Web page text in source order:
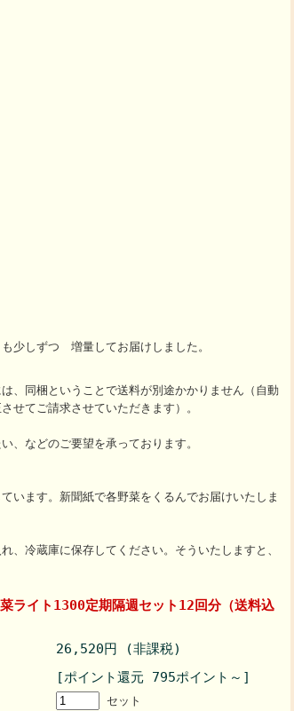
少しずつ 増量してお届けしました。
、同梱ということで送料が別途かかりません（自動
せてご請求させていただきます）。
、などのご要望を承っております。
います。新聞紙で各野菜をくるんでお届けいたしま
冷蔵庫に保存してください。そういたしますと、
ライト1300定期隔週セット12回分（送料込
26,520円 (非課税)
[ポイント還元 795ポイント～]
セット